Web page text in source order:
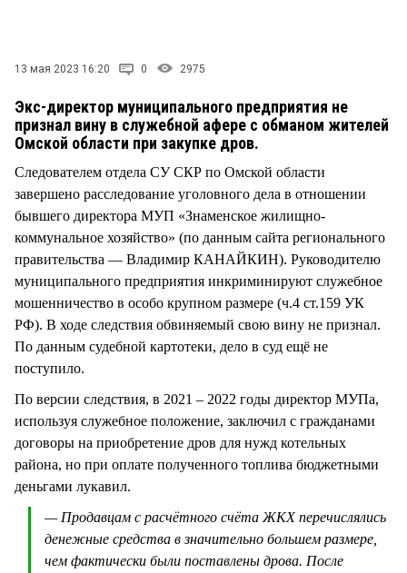
13 мая 2023 16:20 0 2975
Экс-директор муниципального предприятия не
признал вину в служебной афере с обманом жителей
Омской области при закупке дров.
Следователем отдела СУ СКР по Омской области
завершено расследование уголовного дела в отношении
бывшего директора МУП «Знаменское жилищно-
коммунальное хозяйство» (по данным сайта регионального
правительства — Владимир КАНАЙКИН). Руководителю
муниципального предприятия инкриминируют служебное
мошенничество в особо крупном размере (ч.4 ст.159 УК
РФ). В ходе следствия обвиняемый свою вину не признал.
По данным судебной картотеки, дело в суд ещё не
поступило.
По версии следствия, в 2021 – 2022 годы директор МУПа,
используя служебное положение, заключил с гражданами
договоры на приобретение дров для нужд котельных
района, но при оплате полученного топлива бюджетными
деньгами лукавил.
— Продавцам с расчётного счёта ЖКХ перечислялись
денежные средства в значительно большем размере,
чем фактически были поставлены дрова. После